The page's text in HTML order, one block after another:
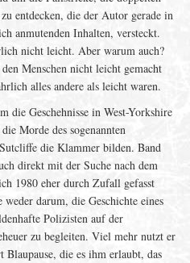
entdecken, die der Autor gerade in
anmutenden Inhalten, versteckt.
nicht leicht. Aber warum auch?
Menschen nicht leicht gemacht
alles andere als leicht waren.
die Geschehnisse in West-Yorkshire
Morde des sogenannten
die Klammer bilden. Band
direkt mit der Suche nach dem
1980 eher durch Zufall gefasst
darum, die Geschichte eines
Polizisten auf der
zu begleiten. Viel mehr nutzt er
die es ihm erlaubt, das